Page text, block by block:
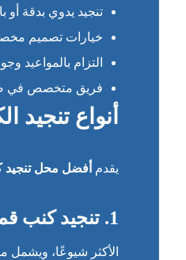
تنجيد يدوي بدقة
خيارات تصميم
التزام بالمواعيد
فريق متخصص في
أنواع تنجيد
يقدم أفضل محل
1. تنجيد كنب قماش
الأكثر شيوعًا،